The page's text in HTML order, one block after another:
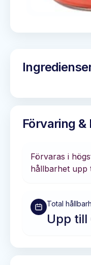
Förvaring
Förvaras i
hållbarhet upp
Total
Upp